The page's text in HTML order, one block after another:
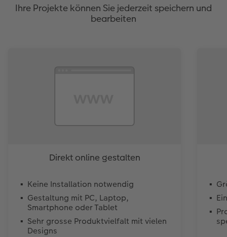
Ihre Projekte können Sie jederzeit speichern und
bearbeiten
Direkt online gestalten
Keine Installation notwendig
Gestaltung mit PC, Laptop,
Smartphone oder Tablet
Sehr grosse Produktvielfalt mit vielen
Designs